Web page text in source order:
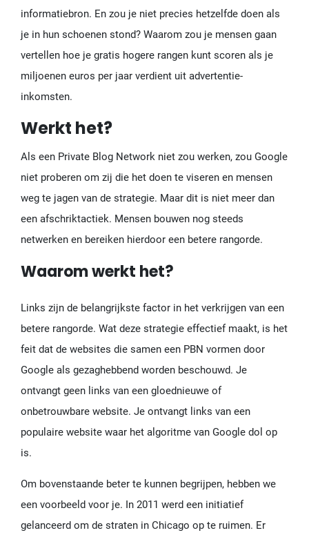
informatiebron. En zou je niet precies hetzelfde doen als
je in hun schoenen stond? Waarom zou je mensen gaan
vertellen hoe je gratis hogere rangen kunt scoren als je
miljoenen euros per jaar verdient uit advertentie-
inkomsten.
Werkt het?
Als een Private Blog Network niet zou werken, zou Google
niet proberen om zij die het doen te viseren en mensen
weg te jagen van de strategie. Maar dit is niet meer dan
een afschriktactiek. Mensen bouwen nog steeds
netwerken en bereiken hierdoor een betere rangorde.
Waarom werkt het?
Links zijn de belangrijkste factor in het verkrijgen van een
betere rangorde. Wat deze strategie effectief maakt, is het
feit dat de websites die samen een PBN vormen door
Google als gezaghebbend worden beschouwd. Je
ontvangt geen links van een gloednieuwe of
onbetrouwbare website. Je ontvangt links van een
populaire website waar het algoritme van Google dol op
is.
Om bovenstaande beter te kunnen begrijpen, hebben we
een voorbeeld voor je. In 2011 werd een initiatief
gelanceerd om de straten in Chicago op te ruimen. Er